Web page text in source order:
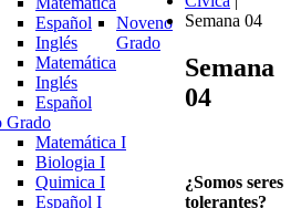
Español
Inglés
Noveno
Grado
Matemática
Inglés
Español
Grado
Matemática I
Biologia I
Quimica I
Español I
Semana 04
Semana
04
¿Somos seres
tolerantes?